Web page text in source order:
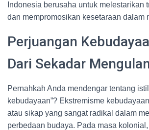
Indonesia berusaha untuk melestarikan
dan mempromosikan kesetaraan dalam
Perjuangan
Dari Sekadar
Pernahkah Anda mendengar tentang
kebudayaan”? Ekstremisme
atau sikap yang sangat radikal dalam
perbedaan budaya. Pada masa